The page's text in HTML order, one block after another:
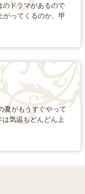
のドラマがあるので
ってくるのか、甲
夏がもうすぐやって
温もどんどん上